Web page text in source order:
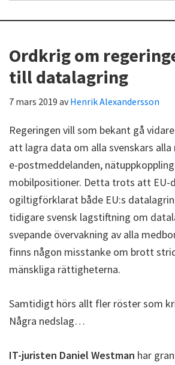
Ordkrig om
till datalagring
7 mars 2019 avHenrik Alexandersson
Regeringen vill som bekant gå
att lagra data om alla svenskars alla
e-postmeddelanden,
mobilpositioner. Detta trots att EU-
ogiltigförklarat både EU:s
tidigare svensk lagstiftning om
svepande övervakning av alla
finns någon misstanke om brott
mänskliga rättigheterna.
Samtidigt hörs allt fler röster som
Några nedslag…
IT-juristen Daniel Westman har